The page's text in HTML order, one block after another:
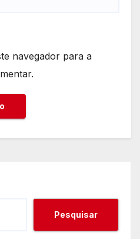
navegador para a
Pesquisar